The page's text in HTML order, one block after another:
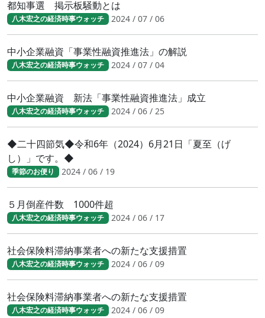
都知事選 掲示板騒動とは
八木宏之の経済時事ウォッチ 2024 / 07 / 06
中小企業融資「事業性融資推進法」の解説
八木宏之の経済時事ウォッチ 2024 / 07 / 04
中小企業融資 新法「事業性融資推進法」成立
八木宏之の経済時事ウォッチ 2024 / 06 / 25
◆二十四節気◆令和6年（2024）6月21日「夏至（げ
し）」です。◆
季節のお便り 2024 / 06 / 19
５月倒産件数 1000件超
八木宏之の経済時事ウォッチ 2024 / 06 / 17
社会保険料滞納事業者への新たな支援措置
八木宏之の経済時事ウォッチ 2024 / 06 / 09
社会保険料滞納事業者への新たな支援措置
八木宏之の経済時事ウォッチ 2024 / 06 / 09